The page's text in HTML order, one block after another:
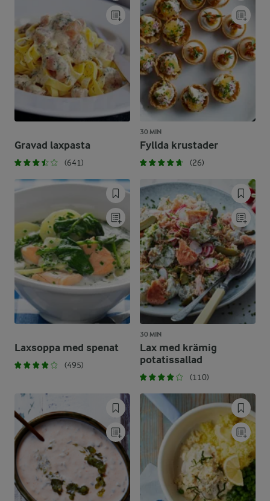
Gravad laxpasta
(641)
30 MIN
Fyllda krustader
(26)
Laxsoppa med spenat
(495)
30 MIN
Lax med krämig
potatissallad
(110)